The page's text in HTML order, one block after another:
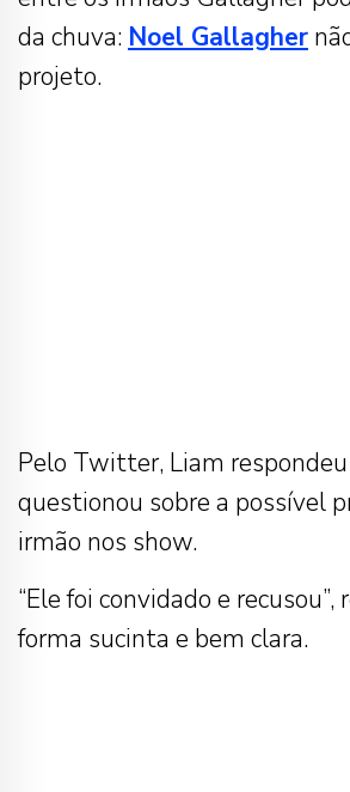
da chuva: Noel Gallagher
projeto.
Pelo Twitter, Liam
questionou sobre a possível
irmão nos show.
“Ele foi convidado e recusou”,
forma sucinta e bem clara.